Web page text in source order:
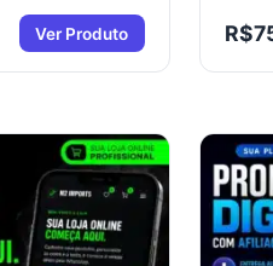
Ver Produto R$